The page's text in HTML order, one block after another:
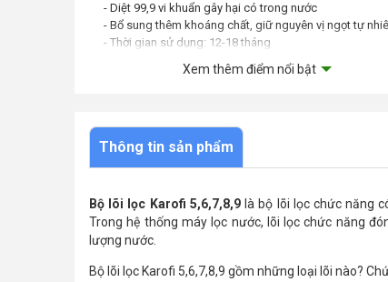
- Diệt 99,9 vi khuẩn gây hại có trong nước
- Bổ sung thêm khoáng chất, giữ nguyên vị ngọt tự
- Thời gian sử dụng: 12-18 tháng
Xem thêm điểm nổi bật
Thông tin sản phẩm
Bộ lõi lọc Karofi 5,6,7,8,9là bộ lõi lọc chức năng
Trong hệ thống máy lọc nước, lõi lọc chức năng
lượng nước.
Bộ lõi lọc Karofi 5,6,7,8,9 gồm những loại lõi nào?